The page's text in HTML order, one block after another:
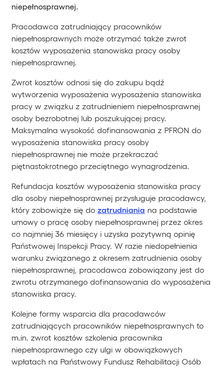
niepełnosprawnej.
Pracodawca zatrudniający pracowników
niepełnosprawnych może otrzymać także zwrot
kosztów wyposażenia stanowiska pracy osoby
niepełnosprawnej.
Zwrot kosztów odnosi się do zakupu bądź
wytworzenia wyposażenia wyposażenia stanowiska
pracy w związku z zatrudnieniem niepełnosprawnej
osoby bezrobotnej lub poszukującej pracy.
Maksymalna wysokość dofinansowania z PFRON do
wyposażenia stanowiska pracy osoby
niepełnosprawnej nie może przekraczać
piętnastokrotnego przeciętnego wynagrodzenia.
Refundacja kosztów wyposażenia stanowiska pracy
dla osoby niepełnosprawnej przysługuje pracodawcy,
który zobowiąże się dozatrudniania na podstawie
umowy o pracę osoby niepełnosprawnej przez okres
co najmniej 36 miesięcy i uzyska pozytywną opinię
Państwowej Inspekcji Pracy. W razie niedopełnienia
warunku związanego z okresem zatrudnienia osoby
niepełnosprawnej, pracodawca zobowiązany jest do
zwrotu otrzymanego dofinansowania do wyposażenia
stanowiska pracy.
Kolejne formy wsparcia dla pracodawców
zatrudniających pracowników niepełnosprawnych to
m.in. zwrot kosztów szkolenia pracownika
niepełnosprawnego czy ulgi w obowiązkowych
wpłatach na Państwowy Fundusz Rehabilitacji Osób